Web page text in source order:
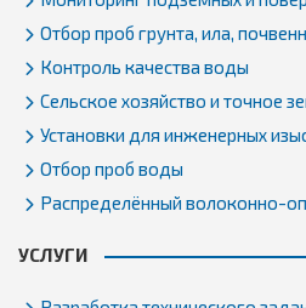
Отбор проб грунта, ила,
Контроль качества воды
Сельское хозяйство и точное
Установки для инженерных
Отбор проб воды
Распределённый волоконно-
УСЛУГИ